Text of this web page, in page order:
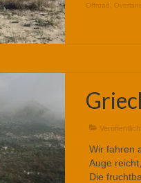
Offroad
Wir fahren
Auge
Die